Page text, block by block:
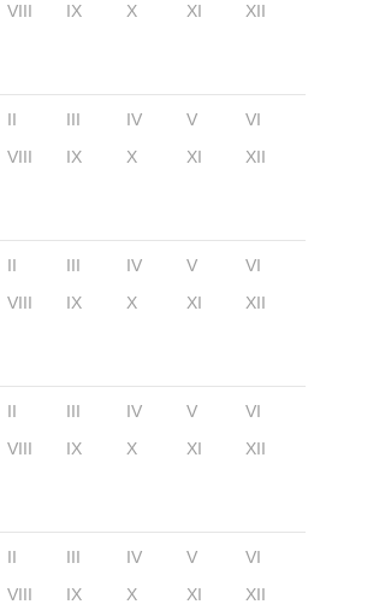
VIII IX X XI XII
II III IV V
VI
VIII IX X XI XII
II III IV V
VI
VIII IX X XI XII
II III IV V
VI
VIII IX X XI XII
II III IV V
VI
VIII IX X XI XII